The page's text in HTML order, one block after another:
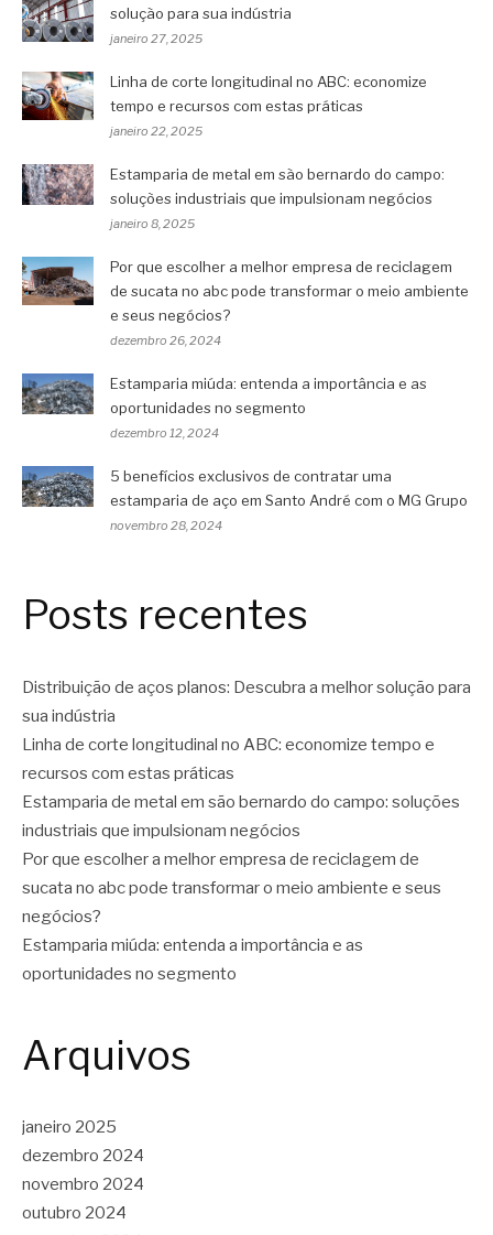
solução para sua indústria
janeiro 27, 2025
Linha de corte longitudinal no ABC: economize
tempo e recursos com estas práticas
janeiro 22, 2025
Estamparia de metal em são bernardo do campo:
soluções industriais que impulsionam negócios
janeiro 8, 2025
Por que escolher a melhor empresa de reciclagem
de sucata no abc pode transformar o meio ambiente
e seus negócios?
dezembro 26, 2024
Estamparia miúda: entenda a importância e as
oportunidades no segmento
dezembro 12, 2024
5 benefícios exclusivos de contratar uma
estamparia de aço em Santo André com o MG Grupo
novembro 28, 2024
Posts recentes
Distribuição de aços planos: Descubra a melhor solução para
sua indústria
Linha de corte longitudinal no ABC: economize tempo e
recursos com estas práticas
Estamparia de metal em são bernardo do campo: soluções
industriais que impulsionam negócios
Por que escolher a melhor empresa de reciclagem de
sucata no abc pode transformar o meio ambiente e seus
negócios?
Estamparia miúda: entenda a importância e as
oportunidades no segmento
Arquivos
janeiro 2025
dezembro 2024
novembro 2024
outubro 2024